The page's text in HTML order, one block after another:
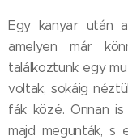
Egy kanyar után
amelyen már
találkoztunk egy
voltak, sokáig
fák közé. Onnan
majd megunták, s